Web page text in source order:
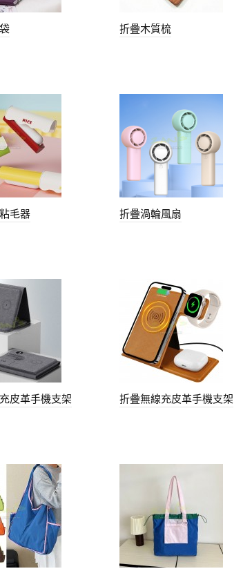
折疊木質梳
毛器 折疊渦輪風扇
皮革手機支架 折疊無線充皮革手機支架